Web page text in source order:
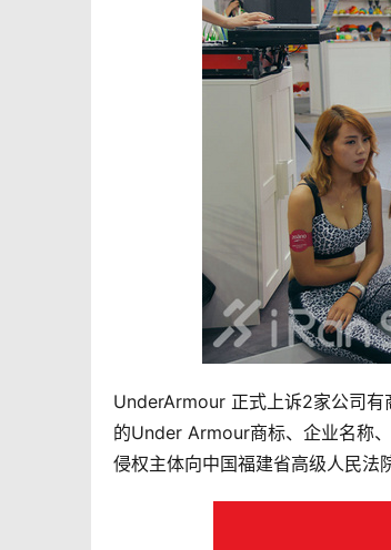
UnderArmour 正式上诉2家公司
的Under Armour商标、企业名称
侵权主体向中国福建省高级人民法